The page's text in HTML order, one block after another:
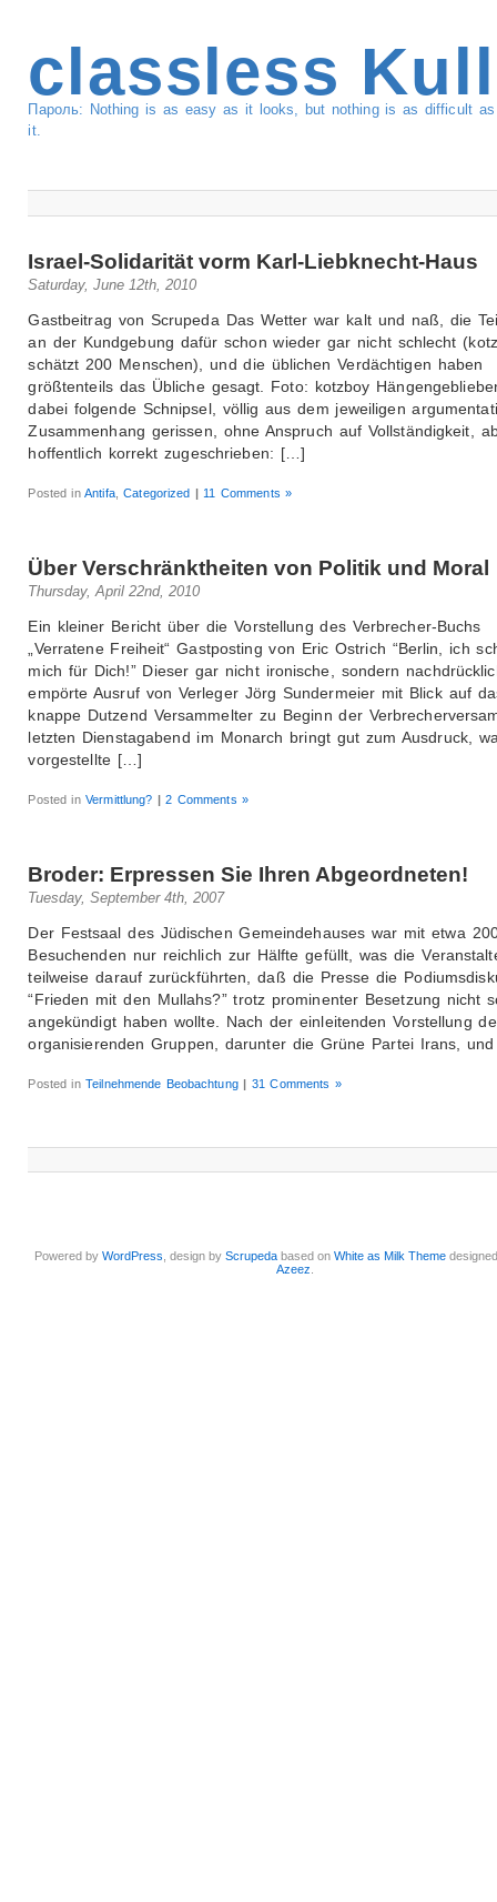
classless
Пароль: Nothing is as easy as it looks, but nothing is as difficult
it.
Israel-Solidarität vorm Karl-Liebknecht-Haus
Saturday, June 12th, 2010
Gastbeitrag von Scrupeda Das Wetter war kalt und naß, die
an der Kundgebung dafür schon wieder gar nicht schlecht
schätzt 200 Menschen), und die üblichen Verdächtigen haben
größtenteils das Übliche gesagt. Foto: kotzboy
dabei folgende Schnipsel, völlig aus dem jeweiligen
Zusammenhang gerissen, ohne Anspruch auf Vollständigkeit,
hoffentlich korrekt zugeschrieben: […]
Posted inAntifa,Categorized | 11 Comments »
Über Verschränktheiten von Politik und Moral
Thursday, April 22nd, 2010
Ein kleiner Bericht über die Vorstellung des Verbrecher-Buchs
„Verratene Freiheit“ Gastposting von Eric Ostrich “Berlin, ich
mich für Dich!” Dieser gar nicht ironische, sondern
empörte Ausruf von Verleger Jörg Sundermeier mit Blick auf
knappe Dutzend Versammelter zu Beginn der
letzten Dienstagabend im Monarch bringt gut zum Ausdruck,
vorgestellte […]
Posted inVermittlung? | 2 Comments »
Broder: Erpressen Sie Ihren Abgeordneten!
Tuesday, September 4th, 2007
Der Festsaal des Jüdischen Gemeindehauses war mit etwa
Besuchenden nur reichlich zur Hälfte gefüllt, was die
teilweise darauf zurückführten, daß die Presse die
“Frieden mit den Mullahs?” trotz prominenter Besetzung nicht
angekündigt haben wollte. Nach der einleitenden Vorstellung
organisierenden Gruppen, darunter die Grüne Partei Irans,
Posted inTeilnehmende Beobachtung | 31 Comments »
Powered byWordPress , design byScrupeda based onWhite as Milk Theme
Azeez